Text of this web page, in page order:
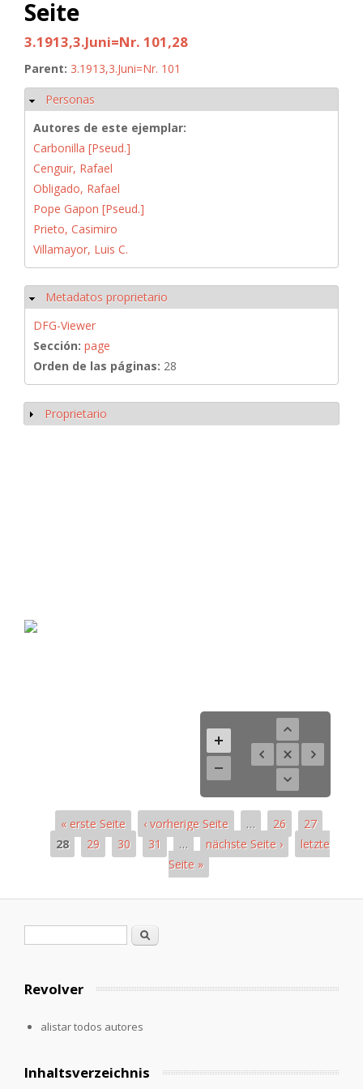
Seite
3.1913,3.Juni=Nr. 101,28
Parent: 3.1913,3.Juni=Nr. 101
Ocultar
Personas
Autores de este ejemplar:
Carbonilla [Pseud.]
Cenguir, Rafael
Obligado, Rafael
Pope Gapon [Pseud.]
Prieto, Casimiro
Villamayor, Luis C.
Ocultar
Metadatos proprietario
DFG-Viewer
Sección: page
Orden de las páginas: 28
Mostrar
Proprietario
« erste Seite ‹ vorherige Seite … 26
27
28
29 30 31 … nächste Seite ›
letzte
Seite »
Formulario de búsqueda
Buscar
Revolver
alistar todos autores
Inhaltsverzeichnis